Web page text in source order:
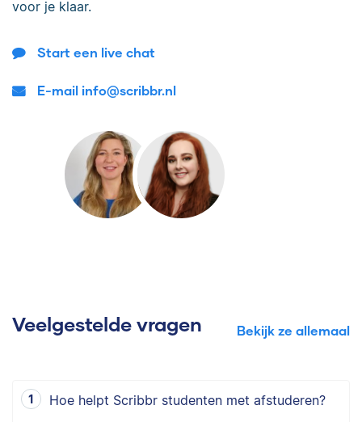
voor je klaar.
Start een live chat
E-mail info@scribbr.nl
Veelgestelde vragen Bekijk ze allemaal
Hoe helpt Scribbr studenten met afstuderen?